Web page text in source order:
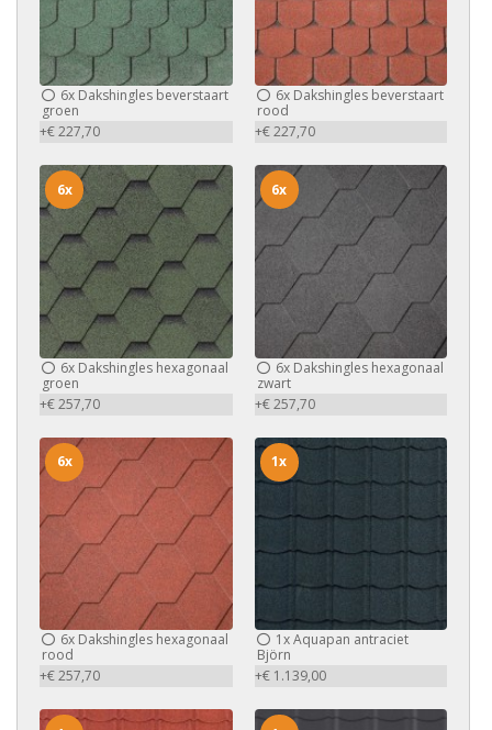
6x Dakshingles beverstaart
groen
+€ 227,70
6xDakshingles beverstaart
rood
+€ 227,70
6x Dakshingles hexagonaal
groen
+€ 257,70
6x
6xDakshingles hexagonaal
zwart
+€ 257,70
6x
6x Dakshingles hexagonaal
rood
+€ 257,70
6x
1xAquapan antraciet
Björn
+€ 1.139,00
1x